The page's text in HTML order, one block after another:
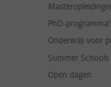
PhD-
Onderwijs voor
Summer Schools
Open dagen